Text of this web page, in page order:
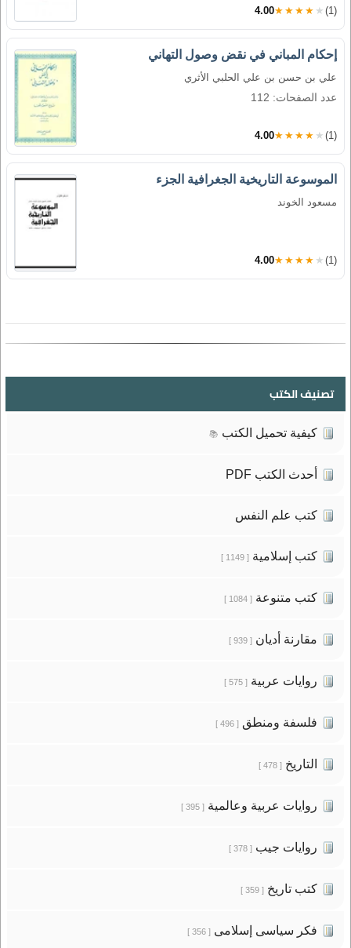
4.00★★★★★ (1)
إحكام المباني في نقض وصول التهاني
علي بن حسن بن علي الحلبي الأثري
عدد الصفحات: 112
4.00★★★★★ (1)
الموسوعة التاريخية الجغرافية الجزء
مسعود الخوند
4.00★★★★★ (1)
تصنيف الكتب
كيفية تحميل الكتب 📚
أحدث الكتب PDF
كتب علم النفس
كتب إسلامية[ 1149 ]
كتب متنوعة[ 1084 ]
مقارنة أديان[ 939 ]
روايات عربية[ 575 ]
فلسفة ومنطق[ 496 ]
التاريخ[ 478 ]
روايات عربية وعالمية[ 395 ]
روايات جيب[ 378 ]
كتب تاريخ[ 359 ]
فكر سياسى إسلامى[ 356 ]